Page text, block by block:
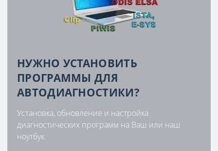
НУЖНО УСТАНОВИТЬ
ПРОГРАММЫ ДЛЯ
АВТОДИАГНОСТИКИ?
Установка, обновление и настройка
диагностических программ на Ваш или наш
ноутбук.